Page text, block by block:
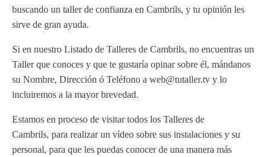
buscando un taller de confianza en Cambrils, y tu opinión les
sirve de gran ayuda.
Si en nuestro Listado de Talleres de Cambrils, no encuentras un
Taller que conoces y que te gustaría opinar sobre él, mándanos
su Nombre, Dirección ó Teléfono a web@tutaller.tv y lo
incluiremos a la mayor brevedad.
Estamos en proceso de visitar todos los Talleres de
Cambrils, para realizar un vídeo sobre sus instalaciones y su
personal, para que les puedas conocer de una manera más